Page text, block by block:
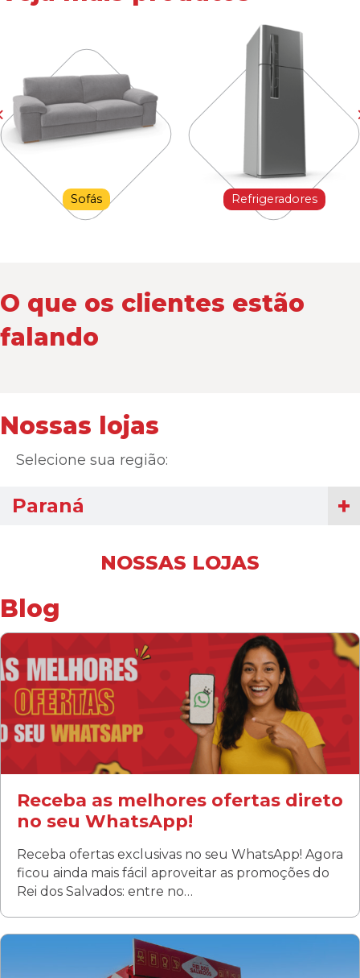
Sofás Refrigeradores
O que os clientes estão
falando
Nossas lojas
Selecione sua região:
Paraná
Fanny
Rua Albino Beatriz, 100 - Fanny, Curitiba –PR
NOSSAS LOJAS
Blog
Receba as melhores ofertas direto
no seu WhatsApp!
Receba ofertas exclusivas no seu WhatsApp! Agora
ficou ainda mais fácil aproveitar as promoções do
Rei dos Salvados: entre no…